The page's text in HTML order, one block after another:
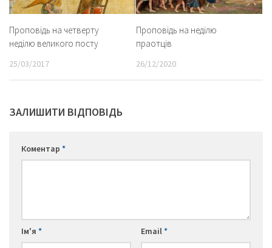
Проповідь на четверту
неділю великого посту
25/03/2017
Проповідь на неділю
праотців
26/12/2020
ЗАЛИШИТИ ВІДПОВІДЬ
Коментар *
Ім'я * Email*